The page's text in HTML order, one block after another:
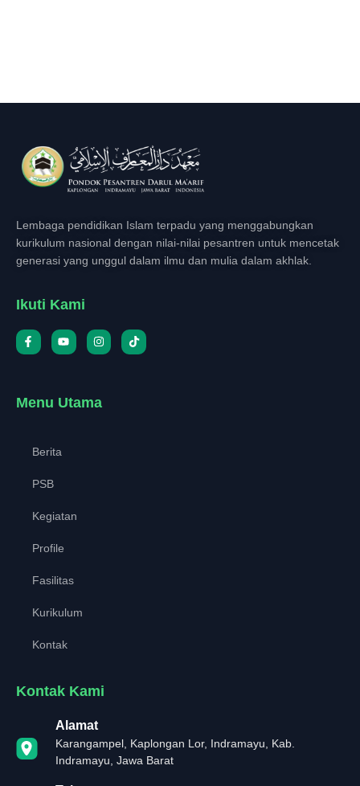
Lembaga pendidikan Islam terpadu yang menggabungkan
kurikulum nasional dengan nilai-nilai pesantren untuk mencetak
generasi yang unggul dalam ilmu dan mulia dalam akhlak.
Ikuti Kami
Menu Utama
Berita
PSB
Kegiatan
Profile
Fasilitas
Kurikulum
Kontak
Kontak Kami
Alamat
Karangampel, Kaplongan Lor, Indramayu, Kab.
Indramayu, Jawa Barat